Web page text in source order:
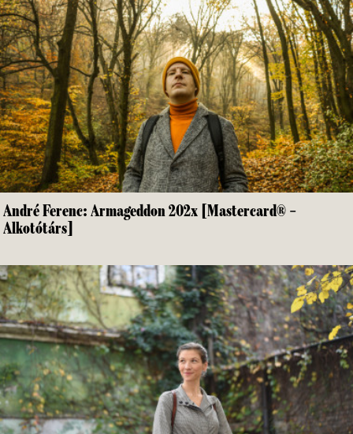
André Ferenc: Armageddon 202x [Mastercard® –
Alkotótárs]